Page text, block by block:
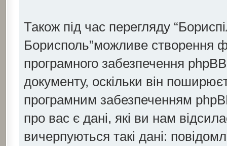
Також під час перегляду
Борисполь”можливе створення
програмного забезпечення
документу, оскільки він
програмним забезпеченням
про вас є дані, які ви нам
вичерпуються такі дані: